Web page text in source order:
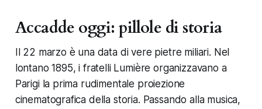
Accadde oggi: pillole di storia
Il 22 marzo è una data di vere pietre miliari. Nel
lontano 1895, i fratelli Lumière organizzavano a
Parigi la prima rudimentale proiezione
cinematografica della storia. Passando alla musica,